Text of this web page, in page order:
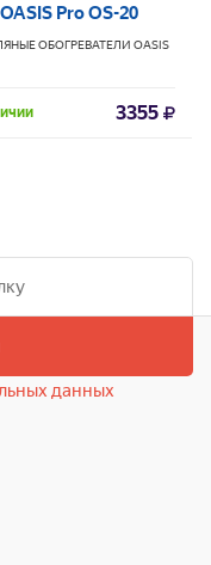
OASIS Pro OS-20
ОБОГРЕВАТЕЛИ OASIS
3355
данных